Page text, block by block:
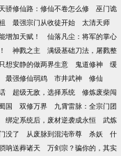
骄修仙路：修仙不卷怎么修
巫门诡
最强宗门从收徒开始
太清天师
增加天赋！
仙落凡尘：将军的掌心
神戮之主
满级基础刀法，屠戮整
想安静的做两界生意 鬼道修神
缓
最强修仙弱鸡 市井武神
修仙
超级无敌，选择系统
修炼废柴闯
国 双修万界
九霄雷脉：全宗门团
绑定系统后，废材逆袭成永恒
武炼
没了 从废脉到混沌帝尊 杀妖
什
呐送葬诸天
万剑宗？骗你的，其实